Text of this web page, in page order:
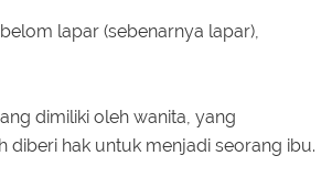
lapar (sebenarnya lapar),
dimiliki oleh wanita, yang
diberi hak untuk menjadi seorang ibu.